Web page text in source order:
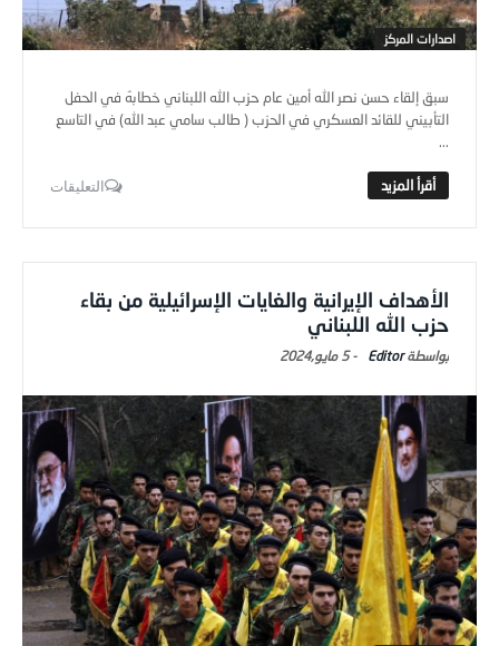
اصدارات المركز
سبق إلقاء حسن نصر الله أمين عام حزب الله اللبناني خطابهُ في الحفل
التأبيني للقائد العسكري في الحزب ( طالب سامي عبد الله) في التاسع
...
التعليقات
الأهداف الإيرانية والغايات الإسرائيلية من بقاء
حزب الله اللبناني
Editor
-5 مايو,2024